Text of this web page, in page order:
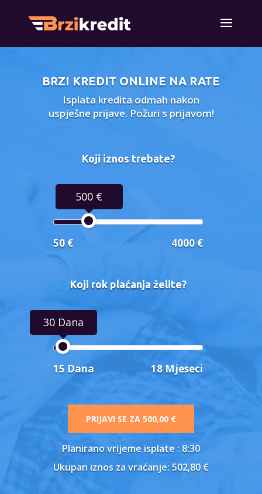
BRZI KREDIT ONLINE NA RATE
Isplata kredita odmah nakon
uspješne prijave. Požuri s prijavom!
Koji iznos trebate?
500 €
50 € 4000 €
Koji rok plaćanja želite?
30 Dana
15 Dana 18 Mjeseci
PRIJAVI SE ZA 500,00 €
Planirano vrijeme isplate : 8:30
Ukupan iznos za vraćanje: 502,80 €